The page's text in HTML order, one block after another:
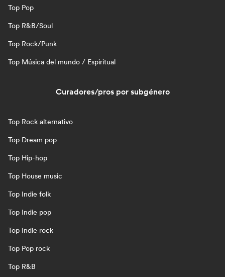
Top Pop
Top R&B/Soul
Top Rock/Punk
Top Música del mundo / Espiritual
Curadores/pros por subgénero
Top Rock alternativo
Top Dream pop
Top Hip-hop
Top House music
Top Indie folk
Top Indie pop
Top Indie rock
Top Pop rock
Top R&B